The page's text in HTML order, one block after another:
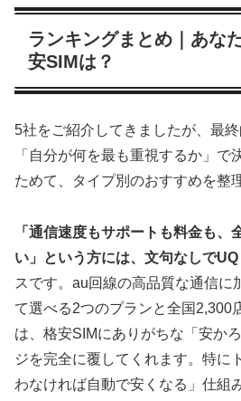
ランキングまとめ｜あな
安SIMは？
5社をご紹介してきましたが、最
「自分が何を最も重視するか」で
ためて、タイプ別のおすすめを整
「通信速度もサポートも料金も、
い」という方には、文句なしで
スです。au回線の高品質な通信に
て選べる2つのプランと全国2,300
は、格安SIMにありがちな「安か
ジを完全に覆してくれます。特に
わなければ自動で安くなる」仕組